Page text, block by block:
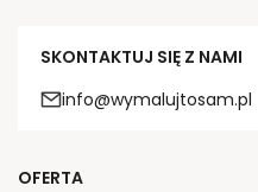
SKONTAKTUJ SIĘ Z NAMI
info@wymalujtosam.pl
OFERTA